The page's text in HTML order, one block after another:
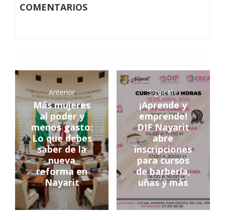
COMENTARIOS
Anterior
Más mujeres
al poder y
menos gasto:
Lo que debes
saber de la
nueva
reforma en
Nayarit
Siguiente
¡Aprende y
emprende!
DIF Nayarit
abre
inscripciones
para cursos
de barbería,
uñas y más